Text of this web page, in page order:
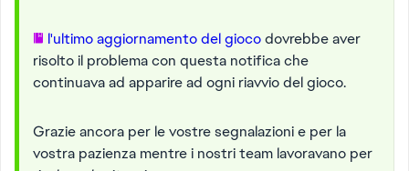
l'ultimo aggiornamento del giocodovrebbe aver
risolto il problema con questa notifica che
continuava ad apparire ad ogni riavvio del gioco.
Grazie ancora per le vostre segnalazioni e per la
vostra pazienza mentre i nostri team lavoravano per